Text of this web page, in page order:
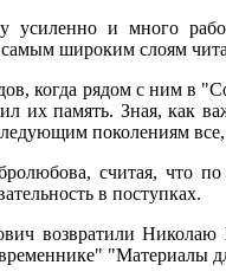
усиленно и много
широким слоям
когда рядом с ним в
память. Зная, как
поколениям
считая, что
в поступках.
возвратили
"Материалы